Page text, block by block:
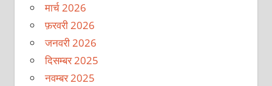
मार्च 2026
फ़रवरी 2026
जनवरी 2026
दिसम्बर 2025
नवम्बर 2025